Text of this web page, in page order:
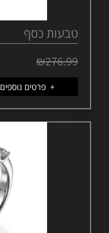
טבעות כסף
₪276.99
+ פרטים נוספים